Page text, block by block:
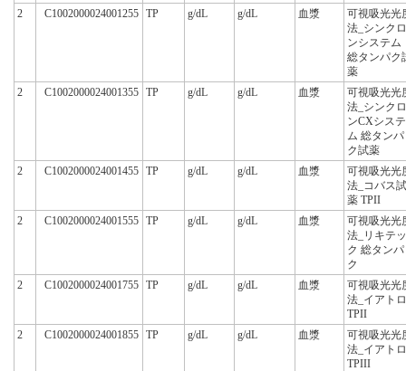
2
C1002000024001255 TP g/dL g/dL 血漿
可視吸光光
法_シンクロ
ンシステム
総タンパク
薬
2
C1002000024001355 TP g/dL g/dL 血漿
可視吸光光
法_シンクロ
ンCXシステ
ム 総タンパ
ク試薬
2
C1002000024001455 TP g/dL g/dL 血漿
可視吸光光
法_コバス試
薬 TPII
2
C1002000024001555 TP g/dL g/dL 血漿
可視吸光光
法_リキテッ
ク 総タンパ
ク
2
C1002000024001755 TP g/dL g/dL 血漿
可視吸光光
法_イアトロ
TPII
2
C1002000024001855 TP g/dL g/dL 血漿
可視吸光光
法_イアトロ
TPIII